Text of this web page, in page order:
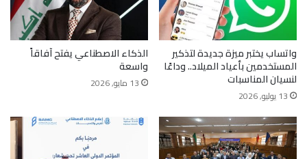
واتساب يختبر ميزة جديدة لتذكير
المستخدمين بأعياد الميلاد.. وداعًا
لنسيان المناسبات
13 يوليو, 2026
الذكاء الاصطناعي يفتح آفاقاً
واسعة
13 مايو, 2026